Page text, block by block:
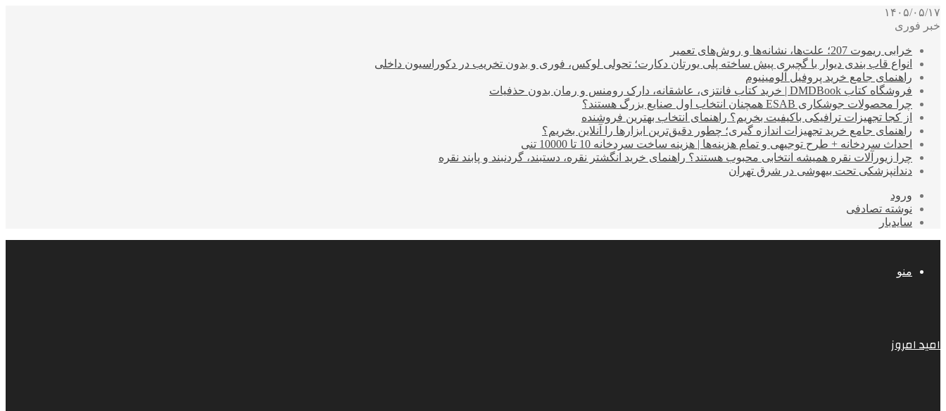
۱۴۰۵/۰۵/۱۷
خبر فوری
خرابی ریموت 207؛ علت‌ها، نشانه‌ها و روش‌های تعمیر
انواع قاب بندی دیوار با گچبری پیش ساخته پلی یورتان دکارت؛ تحولی لوکس، فوری و بدون تخریب در دکوراسیون داخلی
راهنمای جامع خرید پروفیل آلومینیوم
فروشگاه کتاب DMDBook | خرید کتاب فانتزی، عاشقانه، دارک رومنس و رمان بدون حذفیات
چرا محصولات جوشکاری ESAB همچنان انتخاب اول صنایع بزرگ هستند؟
از کجا تجهیزات ترافیکی باکیفیت بخریم؟ راهنمای انتخاب بهترین فروشنده
راهنمای جامع خرید تجهیزات اندازه گیری؛ چطور دقیق‌ترین ابزارها را آنلاین بخریم؟
احداث سردخانه + طرح توجیهی و تمام هزینه‌ها | هزینه ساخت سردخانه 10 تا 10000 تنی
چرا زیورآلات نقره همیشه انتخابی محبوب هستند؟ راهنمای خرید انگشتر نقره، دستبند، گردنبند و پابند نقره
دندانپزشکی تحت بیهوشی در شرق تهران
ورود
نوشته تصادفی
سایدبار
منو
امید امروز